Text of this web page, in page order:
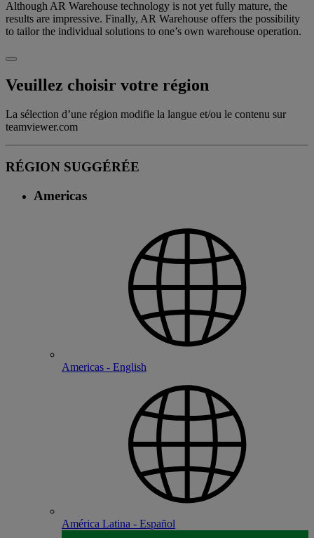
Although AR Warehouse technology is not yet fully mature, the
results are impressive. Finally, AR Warehouse offers the possibility
to tailor the individual solutions to one’s own warehouse operation.
Veuillez choisir votre région
La sélection d’une région modifie la langue et/ou le contenu sur
teamviewer.com
RÉGION SUGGÉRÉE
Americas
Americas - English
América Latina - Español